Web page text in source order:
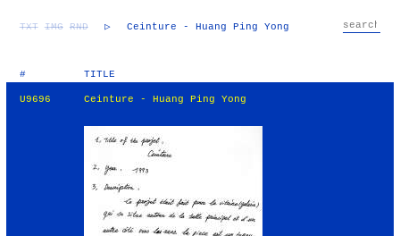
TXT IMG RND ▷ Ceinture - Huang Ping Yong
# TITLE
U9696 Ceinture - Huang Ping Yong